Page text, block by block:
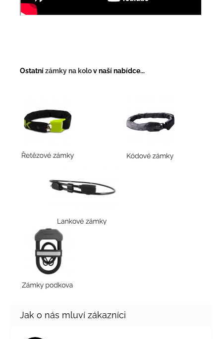
Ostatnízámky na kolov naší nabídce...